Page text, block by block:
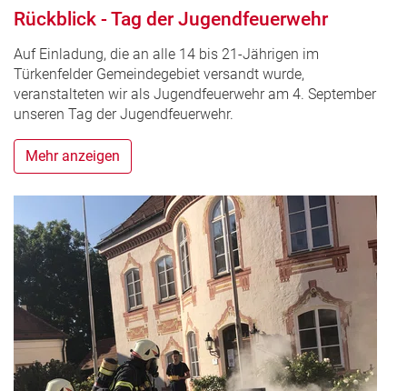
Rückblick - Tag der Jugendfeuerwehr
Auf Einladung, die an alle 14 bis 21-Jährigen im
Türkenfelder Gemeindegebiet versandt wurde,
veranstalteten wir als Jugendfeuerwehr am 4. September
unseren Tag der Jugendfeuerwehr.
Mehr anzeigen